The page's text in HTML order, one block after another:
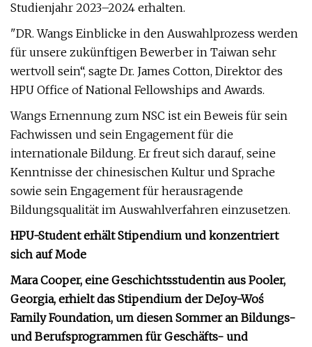
Studienjahr 2023–2024 erhalten.
"DR. Wangs Einblicke in den Auswahlprozess werden
für unsere zukünftigen Bewerber in Taiwan sehr
wertvoll sein“, sagte Dr. James Cotton, Direktor des
HPU Office of National Fellowships and Awards.
Wangs Ernennung zum NSC ist ein Beweis für sein
Fachwissen und sein Engagement für die
internationale Bildung. Er freut sich darauf, seine
Kenntnisse der chinesischen Kultur und Sprache
sowie sein Engagement für herausragende
Bildungsqualität im Auswahlverfahren einzusetzen.
HPU-Student erhält Stipendium und konzentriert
sich auf Mode
Mara Cooper, eine Geschichtsstudentin aus Pooler,
Georgia, erhielt das Stipendium der DeJoy-Woś
Family Foundation, um diesen Sommer an Bildungs-
und Berufsprogrammen für Geschäfts- und